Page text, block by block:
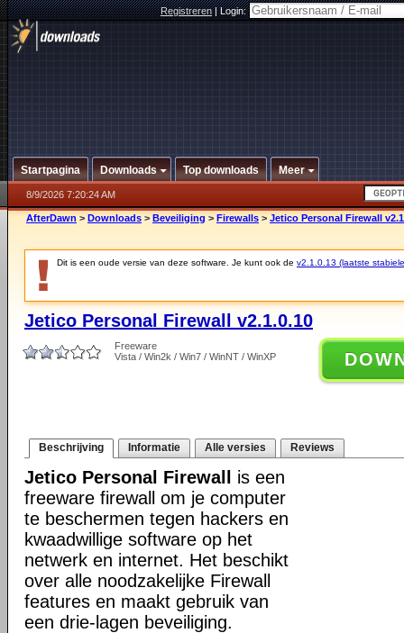
Registreren|Login:
Startpagina Downloads Top downloads Meer
8/9/2026 7:20:24 AM
AfterDawn > Downloads > Beveiliging > Firewalls > Jetico Personal Firewall
Dit is een oude versie van deze software. Je kunt ook de v2.1.0.13 (laatste
Jetico Personal Firewall v2.1.0.10
Freeware
Vista / Win2k / Win7 / WinNT / WinXP
Beschrijving Informatie Alle versies Reviews
Jetico Personal Firewall
is een
freeware firewall om je computer
te beschermen tegen hackers en
kwaadwillige software op het
netwerk en internet. Het beschikt
over alle noodzakelijke Firewall
features en maakt gebruik van
een drie-lagen beveiliging.